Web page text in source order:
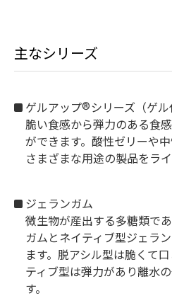
主なシリーズ
ゲルアップ® シリーズ（ゲル
脆い食感から弾力のある食
ができます。酸性ゼリーや
さまざまな用途の製品をラ
ジェランガム
微生物が産出する多糖類で
ガムとネイティブ型ジェラ
ます。脱アシル型は脆くて
ティブ型は弾力があり離水
す。